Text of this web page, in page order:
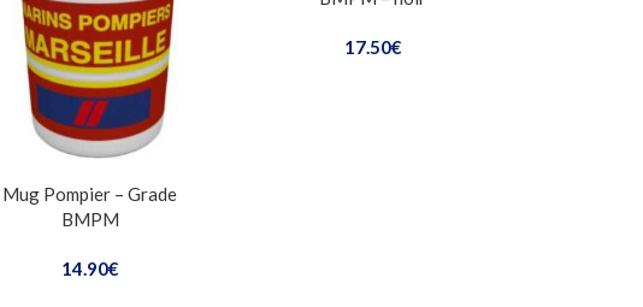
Mug Pompier – Grade
BMPM
14.90€
17.50€